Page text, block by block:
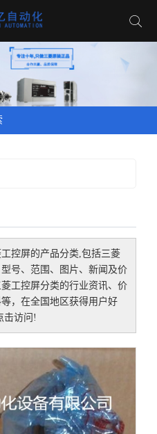
控屏的产品分类,包括三菱
型号、范围、图片、新闻及价
菱工控屏分类的行业资讯、价
，在全国地区获得用户好
击访问!